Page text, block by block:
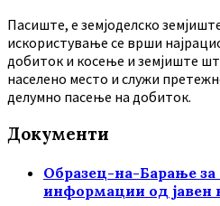
Пасиште, е земјоделско
искористување се врши
добиток и косење и земјиште
населено место и служи
делумно пасење на добиток.
Документи
Образец-на-Барање за
информации од јавен